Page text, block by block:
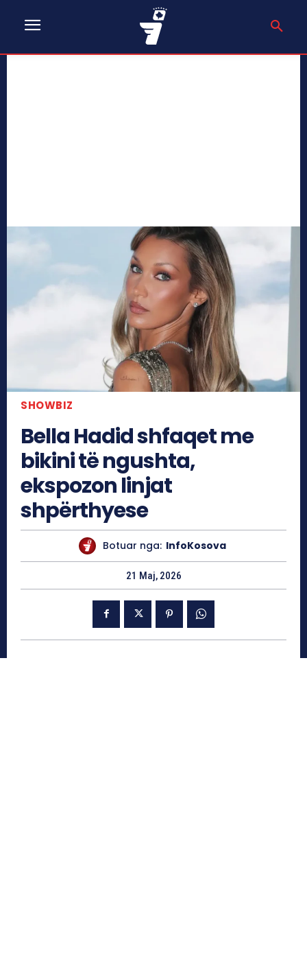
SHOWBIZ
Bella Hadid shfaqet me
bikini të ngushta,
ekspozon linjat
shpërthyese
Botuar nga: InfoKosova
21 Maj, 2026